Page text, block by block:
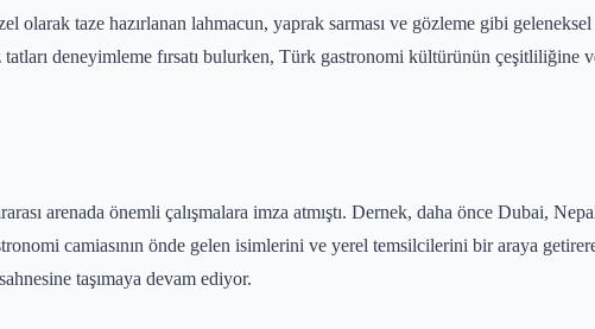
taze hazırlanan lahmacun, yaprak sarması ve gözleme gibi
deneyimleme fırsatı bulurken, Türk gastronomi kültürünün çeşitliliğine
arenada önemli çalışmalara imza atmıştı. Dernek, daha önce Dubai,
camiasının önde gelen isimlerini ve yerel temsilcilerini bir araya
taşımaya devam ediyor.